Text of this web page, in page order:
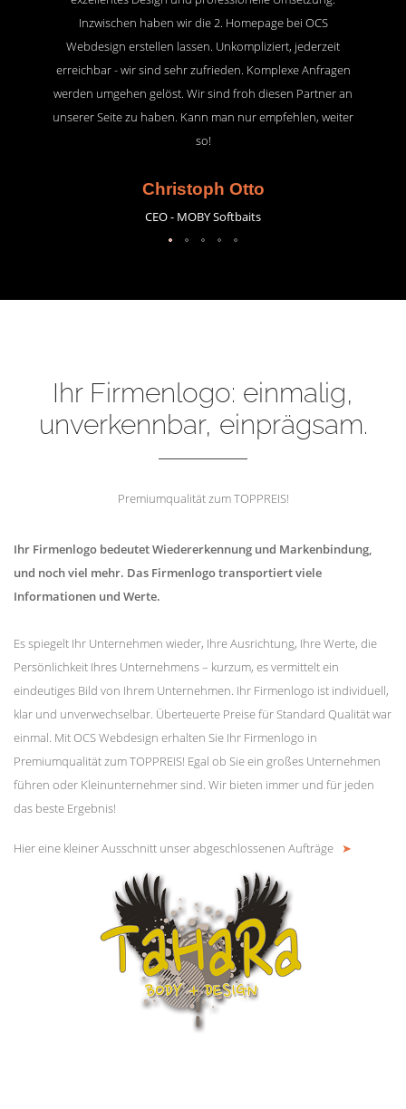
Inzwischen haben wir die 2. Homepage bei OCS
Webdesign erstellen lassen. Unkompliziert, jederzeit
erreichbar - wir sind sehr zufrieden. Komplexe Anfragen
werden umgehen gelöst. Wir sind froh diesen Partner an
unserer Seite zu haben. Kann man nur empfehlen, weiter
so!
Christoph Otto
CEO - MOBY Softbaits
Ihr Firmenlogo: einmalig,
unverkennbar, einprägsam.
Premiumqualität zum TOPPREIS!
Ihr Firmenlogo bedeutet Wiedererkennung und Markenbindung,
und noch viel mehr. Das Firmenlogo transportiert viele
Informationen und Werte.
Es spiegelt Ihr Unternehmen wieder, Ihre Ausrichtung, Ihre Werte, die
Persönlichkeit Ihres Unternehmens – kurzum, es vermittelt ein
eindeutiges Bild von Ihrem Unternehmen. Ihr Firmenlogo ist individuell,
klar und unverwechselbar. Überteuerte Preise für Standard Qualität war
einmal. Mit OCS Webdesign erhalten Sie Ihr Firmenlogo in
Premiumqualität zum TOPPREIS! Egal ob Sie ein großes Unternehmen
führen oder Kleinunternehmer sind. Wir bieten immer und für jeden
das beste Ergebnis!
Hier eine kleiner Ausschnitt unser abgeschlossenen Aufträge ➤